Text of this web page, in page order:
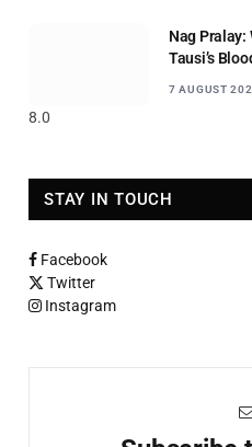
8.0
Nag Pralay:
Tausi’s
7 AUGUST
STAY IN TOUCH
Facebook
Twitter
Instagram